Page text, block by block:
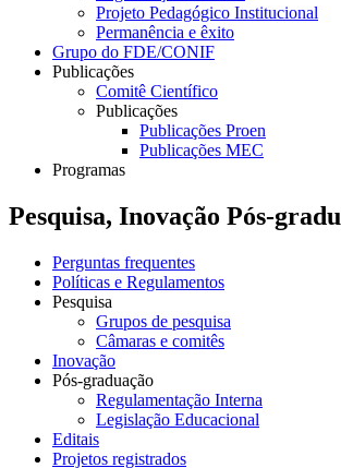
Projeto Pedagógico Institucional
Permanência e êxito
Grupo do FDE/CONIF
Publicações
Comitê Científico
Publicações
Publicações Proen
Publicações MEC
Programas
Pesquisa, Inovação Pós-
Perguntas frequentes
Políticas e Regulamentos
Pesquisa
Grupos de pesquisa
Câmaras e comitês
Inovação
Pós-graduação
Regulamentação Interna
Legislação Educacional
Editais
Projetos registrados